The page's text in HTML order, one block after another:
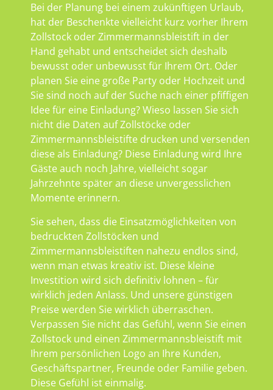
Bei der Planung bei einem zukünftigen Urlaub,
hat der Beschenkte vielleicht kurz vorher Ihrem
Zollstock oder Zimmermannsbleistift in der
Hand gehabt und entscheidet sich deshalb
bewusst oder unbewusst für Ihrem Ort. Oder
planen Sie eine große Party oder Hochzeit und
Sie sind noch auf der Suche nach einer pfiffigen
Idee für eine Einladung? Wieso lassen Sie sich
nicht die Daten auf Zollstöcke oder
Zimmermannsbleistifte drucken und versenden
diese als Einladung? Diese Einladung wird Ihre
Gäste auch noch Jahre, vielleicht sogar
Jahrzehnte später an diese unvergesslichen
Momente erinnern.
Sie sehen, dass die Einsatzmöglichkeiten von
bedruckten Zollstöcken und
Zimmermannsbleistiften nahezu endlos sind,
wenn man etwas kreativ ist. Diese kleine
Investition wird sich definitiv lohnen – für
wirklich jeden Anlass. Und unsere günstigen
Preise werden Sie wirklich überraschen.
Verpassen Sie nicht das Gefühl, wenn Sie einen
Zollstock und einen Zimmermannsbleistift mit
Ihrem persönlichen Logo an Ihre Kunden,
Geschäftspartner, Freunde oder Familie geben.
Diese Gefühl ist einmalig.